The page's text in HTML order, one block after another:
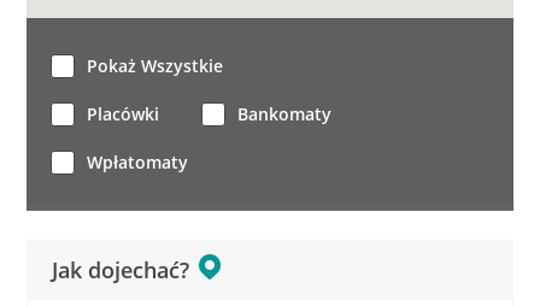
Jak dojechać?
Pokaż Wszystkie
Placówki Bankomaty
Wpłatomaty